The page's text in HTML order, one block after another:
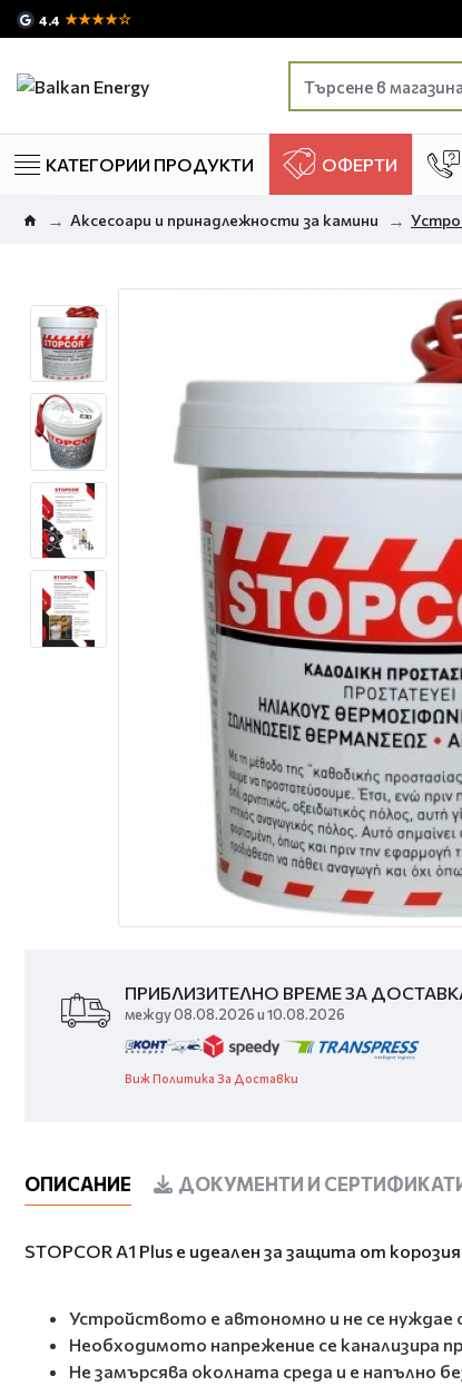
4.4 ★★★★☆
КАТЕГОРИИ ПРОДУКТИ ОФЕРТИ
Аксесоари и принадлежности за камини
ПРИБЛИЗИТЕЛНО ВРЕМЕ ЗА
между 08.08.2026 и 10.08.2026
Виж Политика За Доставки
ОПИСАНИЕ ДОКУМЕНТИ И
STOPCOR A1 Plus е идеален за защита от
Устройството е автономно и не се нуждае
Необходимото напрежение се канализира
Не замърсява околната среда и е напълно